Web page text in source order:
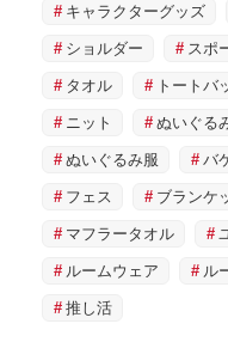
キャラクターグッズ
ショルダー スポ
タオル トートバ
ニット ぬいぐる
ぬいぐるみ服 バ
フェス ブランケ
マフラータオル
ルームウェア ル
推し活